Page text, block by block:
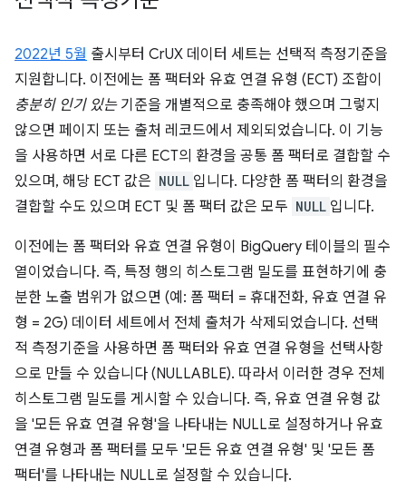
2022년 5월 출시부터 CrUX 데이터 세트는 선택적 측정기준을
지원합니다. 이전에는 폼 팩터와 유효 연결 유형 (ECT) 조합이
충분히 인기 있는기준을 개별적으로 충족해야 했으며 그렇지
않으면 페이지 또는 출처 레코드에서 제외되었습니다. 이 기능
을 사용하면 서로 다른 ECT의 환경을 공통 폼 팩터로 결합할 수
있으며, 해당 ECT 값은 NULL 입니다. 다양한 폼 팩터의 환경을
결합할 수도 있으며 ECT 및 폼 팩터 값은 모두 NULL 입니다.
이전에는 폼 팩터와 유효 연결 유형이 BigQuery 테이블의 필수
열이었습니다. 즉, 특정 행의 히스토그램 밀도를 표현하기에 충
분한 노출 범위가 없으면 (예: 폼 팩터 = 휴대전화, 유효 연결 유
형 = 2G) 데이터 세트에서 전체 출처가 삭제되었습니다. 선택
적 측정기준을 사용하면 폼 팩터와 유효 연결 유형을 선택사항
으로 만들 수 있습니다 (NULLABLE). 따라서 이러한 경우 전체
히스토그램 밀도를 게시할 수 있습니다. 즉, 유효 연결 유형 값
을 '모든 유효 연결 유형'을 나타내는 NULL로 설정하거나 유효
연결 유형과 폼 팩터를 모두 '모든 유효 연결 유형' 및 '모든 폼
팩터'를 나타내는 NULL로 설정할 수 있습니다.